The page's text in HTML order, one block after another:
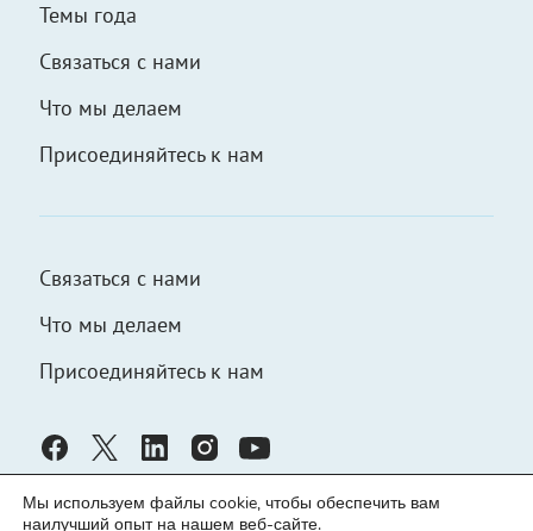
Темы года
Связаться с нами
Что мы делаем
Присоединяйтесь к нам
Связаться с нами
Что мы делаем
Присоединяйтесь к нам
Мы используем файлы cookie, чтобы обеспечить вам
наилучший опыт на нашем веб-сайте.